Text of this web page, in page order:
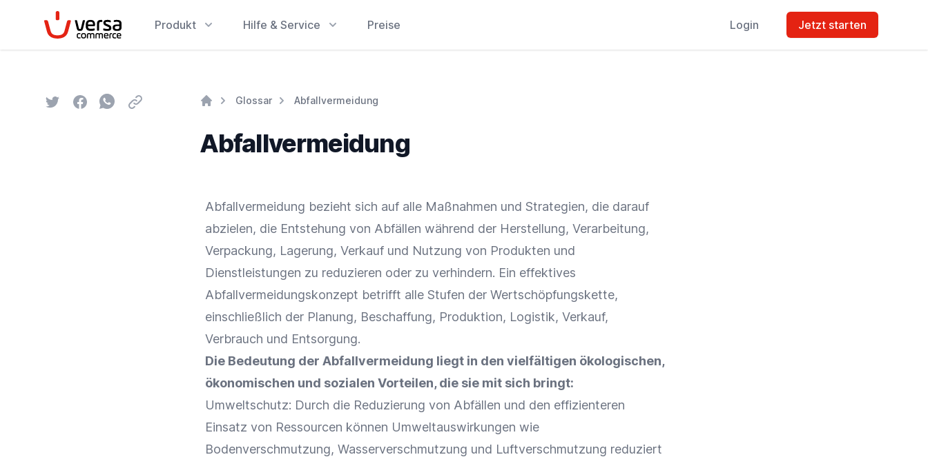
VersaCommerce Produkt Hilfe & Service Preise Login Jetzt starten
TwitterFacebookWhatsapp
Email Glossar Abfallvermeidung
Abfallvermeidung
Abfallvermeidung bezieht sich auf alle Maßnahmen und Strategien, die darauf
abzielen, die Entstehung von Abfällen während der Herstellung, Verarbeitung,
Verpackung, Lagerung, Verkauf und Nutzung von Produkten und
Dienstleistungen zu reduzieren oder zu verhindern. Ein effektives
Abfallvermeidungskonzept betrifft alle Stufen der Wertschöpfungskette,
einschließlich der Planung, Beschaffung, Produktion, Logistik, Verkauf,
Verbrauch und Entsorgung.
Die Bedeutung der Abfallvermeidung liegt in den vielfältigen ökologischen,
ökonomischen und sozialen Vorteilen, die sie mit sich bringt:
Umweltschutz: Durch die Reduzierung von Abfällen und den effizienteren
Einsatz von Ressourcen können Umweltauswirkungen wie
Bodenverschmutzung, Wasserverschmutzung und Luftverschmutzung reduziert